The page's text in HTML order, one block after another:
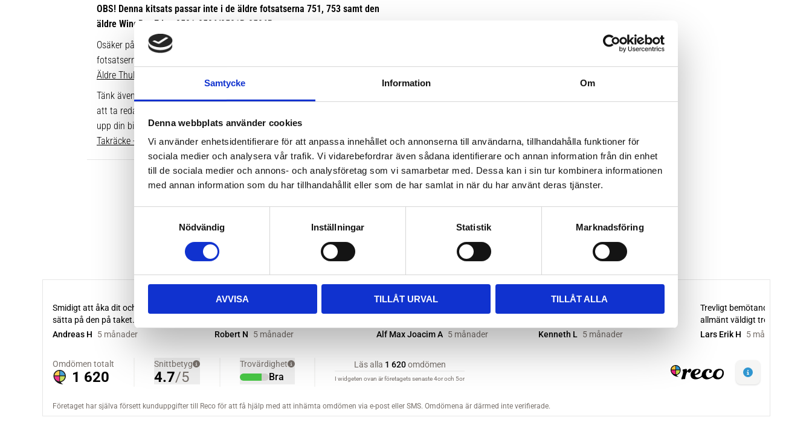
Samtycke Information Om
Denna webbplats använder cookies
Vi använder enhetsidentifierare för att anpassa innehållet och annonserna till användarna, tillhandahålla funktioner för
sociala medier och analysera vår trafik. Vi vidarebefordrar även sådana identifierare och annan information från din enhet
till de sociala medier och annons- och analysföretag som vi samarbetar med. Dessa kan i sin tur kombinera informationen
med annan information som du har tillhandahållit eller som de har samlat in när du har använt deras tjänster.
s
Nödvändig Inställningar Statistik Marknadsföring
AVVISA TILLÅT URVAL TILLÅT ALLA
OBS! Denna kitsats passar inte i de äldre fotsatserna 751, 753 samt den
äldre WingBar Edge 9591-9596/9591B-9596B.
Osäker på vilken fot du har sedan tidigare? Här kan du se bilder på de äldre
fotsatserna:
Äldre Thule fotsatser som inte går att komplettera med nya kitsatser >>
Tänk även på att dina rör över taket behöver vara i rätt längd. Enklaste sättet
att ta reda på vilken längd du ska ha är att gå till våra kompletta paket, leta
upp din bil. Där ser du enkelt vilken längd som passar.
Takräcke - kompletta paket >>